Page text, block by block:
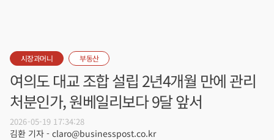
시장과머니 부동산
여의도 대교 조합 설립 2년4개월 만에 관리
처분인가, 원베일리보다 9달 앞서
2026-05-19 17:34:28
김환 기자 - claro@businesspost.co.kr